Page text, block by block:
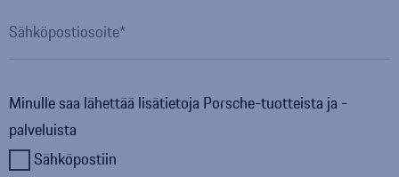
Sähköpostiosoite
Minulle saa lähettää lisätietoja Porsche-tuotteista ja -
palveluista
Sähköpostiin